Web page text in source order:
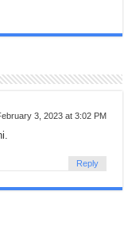
3, 2023 at 3:02 PM
Reply